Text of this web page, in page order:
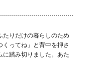
たりだけの暮らしのため
くってね」と背中を押さ
に踏み切りました。あた